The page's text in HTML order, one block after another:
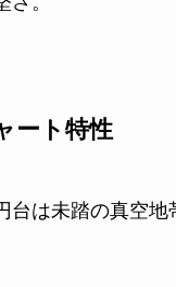
ート特性
台は未踏の真空地